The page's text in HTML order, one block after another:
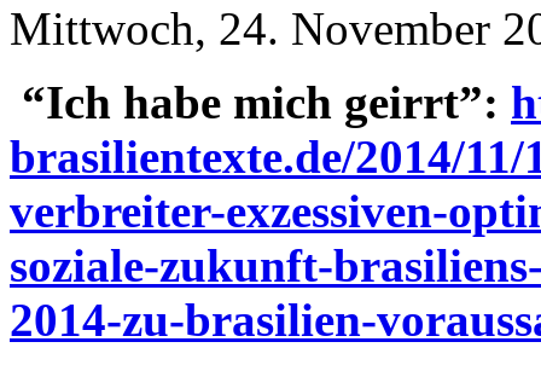
Mittwoch, 24. November
“Ich habe mich geirrt”:
brasilientexte.de/2014/
verbreiter-exzessiven-
soziale-zukunft-
2014-zu-brasilien-